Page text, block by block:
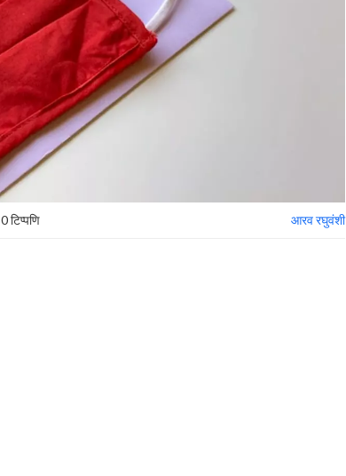
0 टिप्पणि आरव रघुवंशी